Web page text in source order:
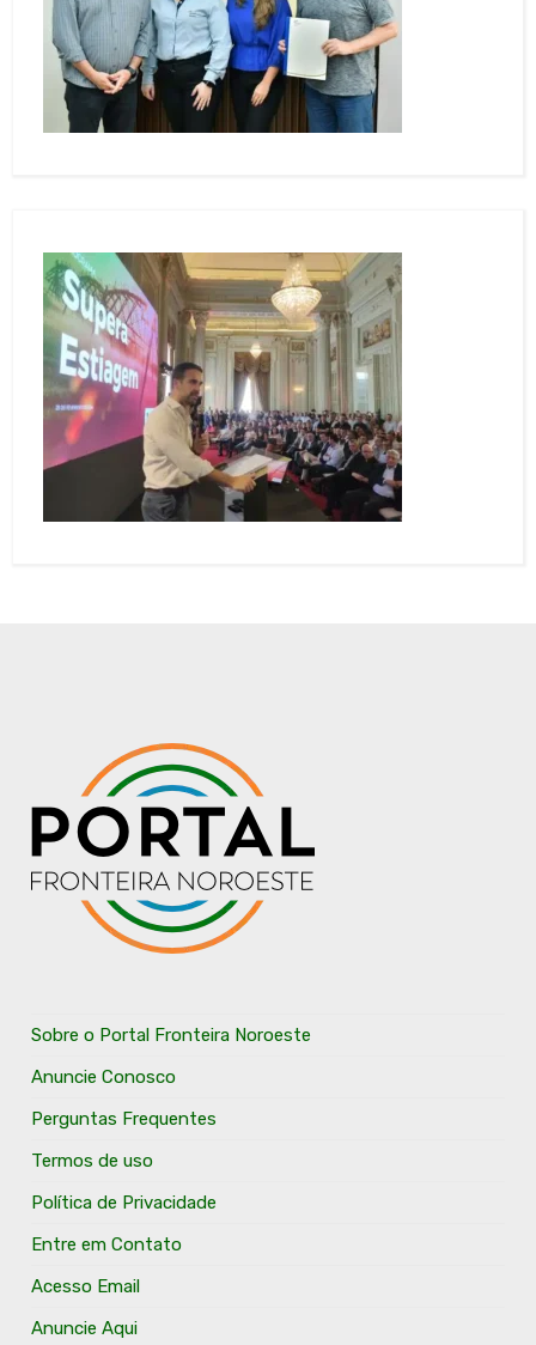
Sobre o Portal Fronteira Noroeste
Anuncie Conosco
Perguntas Frequentes
Termos de uso
Política de Privacidade
Entre em Contato
Acesso Email
Anuncie Aqui